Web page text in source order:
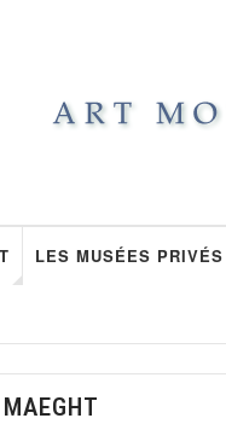
LES MUSÉES PRIVÉS